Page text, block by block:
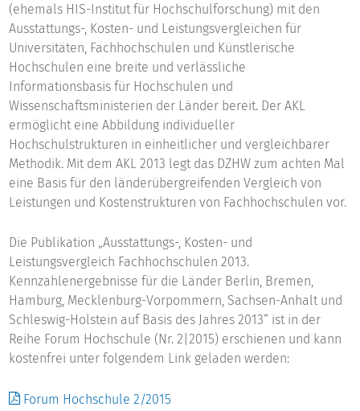
(ehemals HIS-Institut für Hochschulforschung) mit den
Ausstattungs-, Kosten- und Leistungsvergleichen für
Universitäten, Fachhochschulen und Künstlerische
Hochschulen eine breite und verlässliche
Informationsbasis für Hochschulen und
Wissenschaftsministerien der Länder bereit. Der AKL
ermöglicht eine Abbildung individueller
Hochschulstrukturen in einheitlicher und vergleichbarer
Methodik. Mit dem AKL 2013 legt das DZHW zum achten Mal
eine Basis für den länderübergreifenden Vergleich von
Leistungen und Kostenstrukturen von Fachhochschulen vor.
Die Publikation „Ausstattungs-, Kosten- und
Leistungsvergleich Fachhochschulen 2013.
Kennzahlenergebnisse für die Länder Berlin, Bremen,
Hamburg, Mecklenburg-Vorpommern, Sachsen-Anhalt und
Schleswig-Holstein auf Basis des Jahres 2013“ ist in der
Reihe Forum Hochschule (Nr. 2|2015) erschienen und kann
kostenfrei unter folgendem Link geladen werden:
Forum Hochschule 2/2015